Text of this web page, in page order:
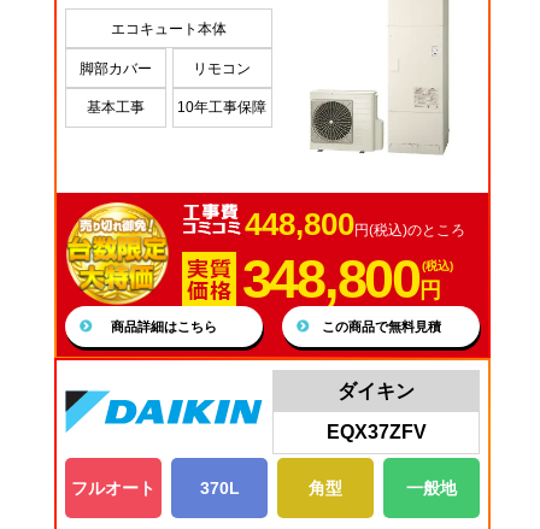
エコキュート本体
脚部カバー リモコン
基本工事 10年工事保障
448,800円(税込)のところ
348,800(税込)
円
商品詳細はこちら この商品で無料見積
ダイキン
EQX37ZFV
フルオート 370L 角型 一般地